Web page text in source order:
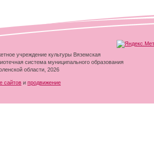
учреждение культуры Вяземская
система муниципального образования
области, 2026
сайтов и продвижение